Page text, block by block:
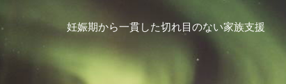
妊娠期から一貫した切れ目のない家族支援